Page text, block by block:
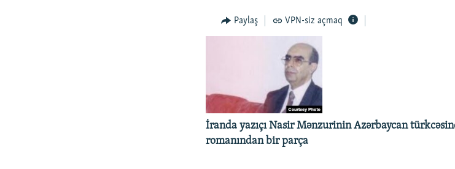
Paylaş VPN-siz açmaq
İranda yazıçı Nasir Mənzurinin Azərbaycan
romanından bir parça